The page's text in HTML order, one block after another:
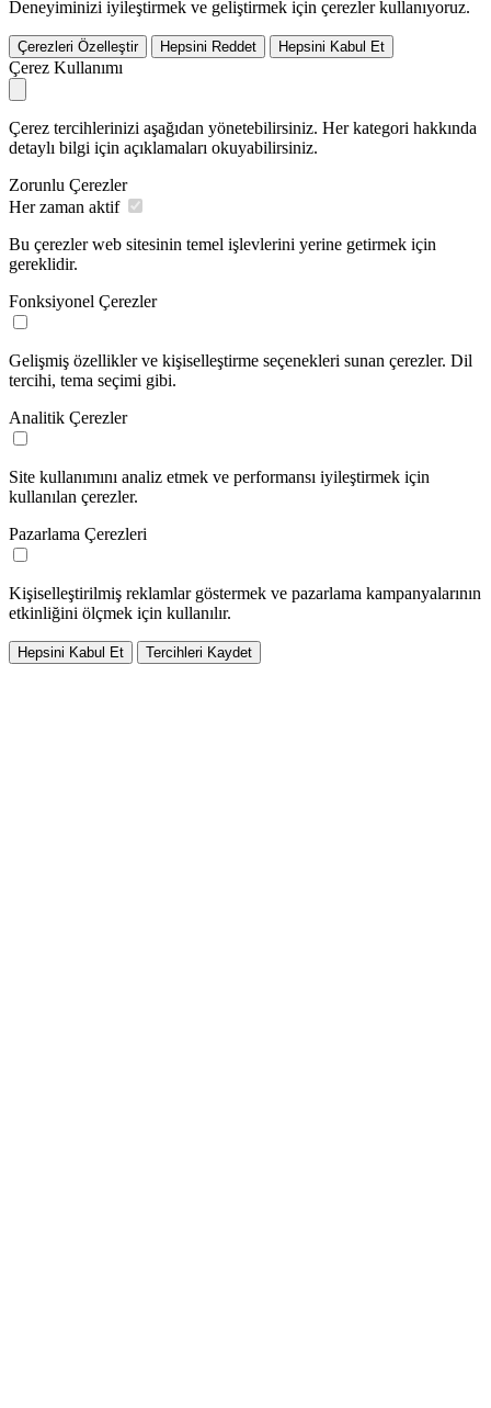
Deneyiminizi iyileştirmek ve geliştirmek için çerezler kullanıyoruz.
Çerezleri Özelleştir Hepsini Reddet Hepsini Kabul Et
Çerez Kullanımı
Çerez tercihlerinizi aşağıdan yönetebilirsiniz. Her kategori hakkında
detaylı bilgi için açıklamaları okuyabilirsiniz.
Zorunlu Çerezler
Her zaman aktif
Bu çerezler web sitesinin temel işlevlerini yerine getirmek için
gereklidir.
Fonksiyonel Çerezler
Gelişmiş özellikler ve kişiselleştirme seçenekleri sunan çerezler. Dil
tercihi, tema seçimi gibi.
Analitik Çerezler
Site kullanımını analiz etmek ve performansı iyileştirmek için
kullanılan çerezler.
Pazarlama Çerezleri
Kişiselleştirilmiş reklamlar göstermek ve pazarlama kampanyalarının
etkinliğini ölçmek için kullanılır.
Hepsini Kabul Et Tercihleri Kaydet